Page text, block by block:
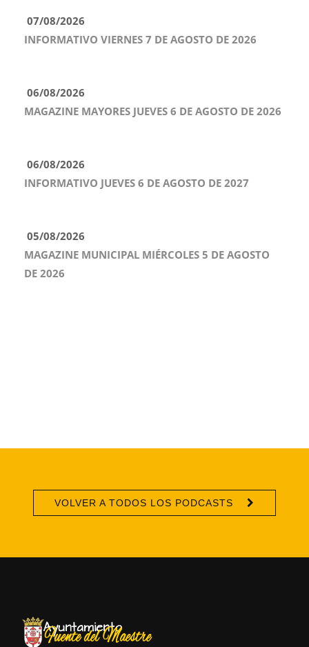
07/08/2026
INFORMATIVO VIERNES 7 DE AGOSTO DE 2026
06/08/2026
MAGAZINE MAYORES JUEVES 6 DE AGOSTO DE 2026
06/08/2026
INFORMATIVO JUEVES 6 DE AGOSTO DE 2027
05/08/2026
MAGAZINE MUNICIPAL MIÉRCOLES 5 DE AGOSTO
DE 2026
VOLVER A TODOS LOS PODCASTS